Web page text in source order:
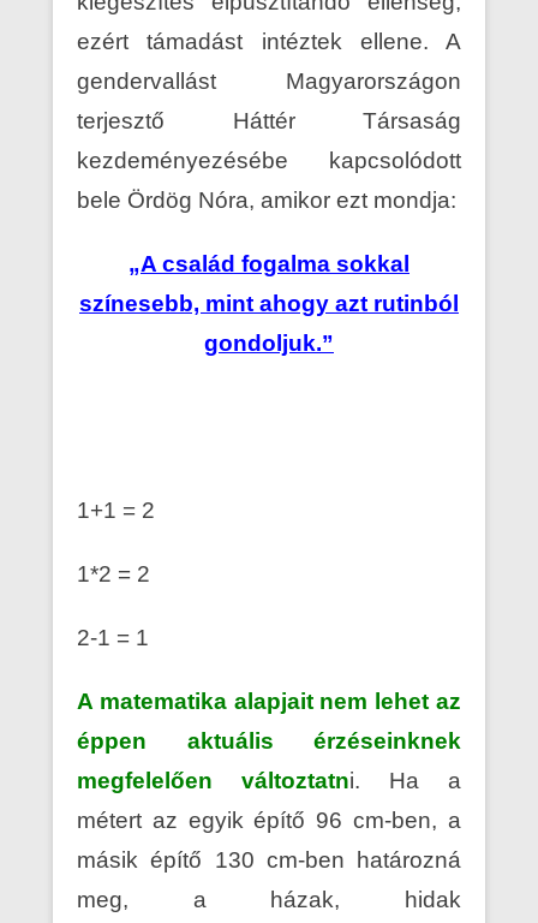
ezért támadást intéztek ellene. A
gendervallást Magyarországon
terjesztő Háttér Társaság
kezdeményezésébe kapcsolódott
bele Ördög Nóra, amikor ezt mondja:
„A család fogalma sokkal
színesebb, mint ahogy azt rutinból
gondoljuk.”
1+1 = 2
1*2 = 2
2-1 = 1
A matematika alapjait nem lehet az
éppen aktuális érzéseinknek
megfelelően változtatni. Ha a
métert az egyik építő 96 cm-ben, a
másik építő 130 cm-ben határozná
meg, a házak, hidak